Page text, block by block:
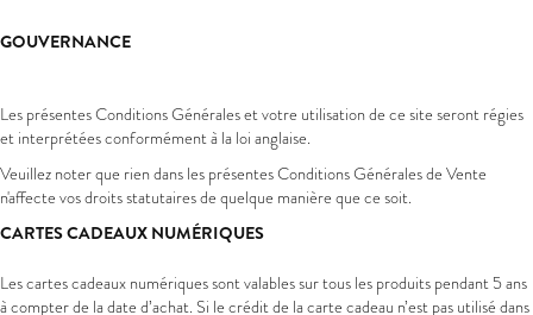
GOUVERNANCE
Les présentes Conditions Générales et votre utilisation de ce site seront régies
et interprétées conformément à la loi anglaise.
Veuillez noter que rien dans les présentes Conditions Générales de Vente
n'affecte vos droits statutaires de quelque manière que ce soit.
CARTES CADEAUX NUMÉRIQUES
Les cartes cadeaux numériques sont valables sur tous les produits pendant 5 ans
à compter de la date d’achat. Si le crédit de la carte cadeau n’est pas utilisé dans